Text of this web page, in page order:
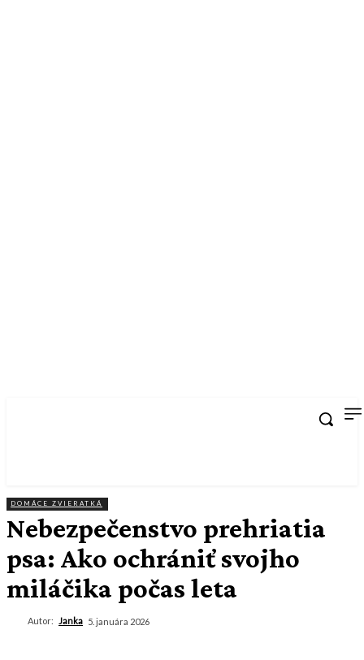
DOMÁCE ZVIERATKÁ
Nebezpečenstvo prehriatia
psa: Ako ochrániť svojho
miláčika počas leta
Autor: Janka 5. januára 2026